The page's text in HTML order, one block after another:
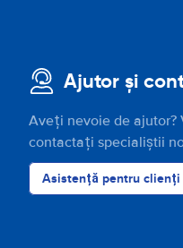
Ajutor și
Aveți nevoie de ajutor?
contactați specialiștii
Asistență pentru clienți